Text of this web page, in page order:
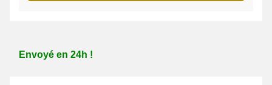
Envoyé en 24h !